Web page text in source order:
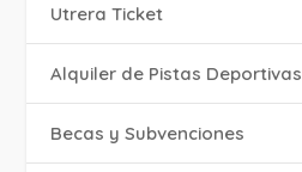
Utrera Ticket
Alquiler de Pistas Deportivas
Becas y Subvenciones